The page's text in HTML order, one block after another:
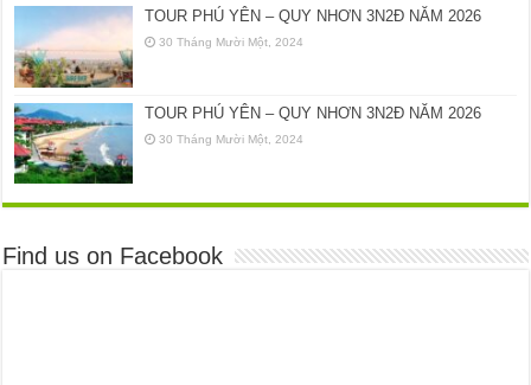
TOUR PHÚ YÊN – QUY NHƠN 3N2Đ NĂM 2026
30 Tháng Mười Một, 2024
TOUR PHÚ YÊN – QUY NHƠN 3N2Đ NĂM 2026
30 Tháng Mười Một, 2024
Find us on Facebook